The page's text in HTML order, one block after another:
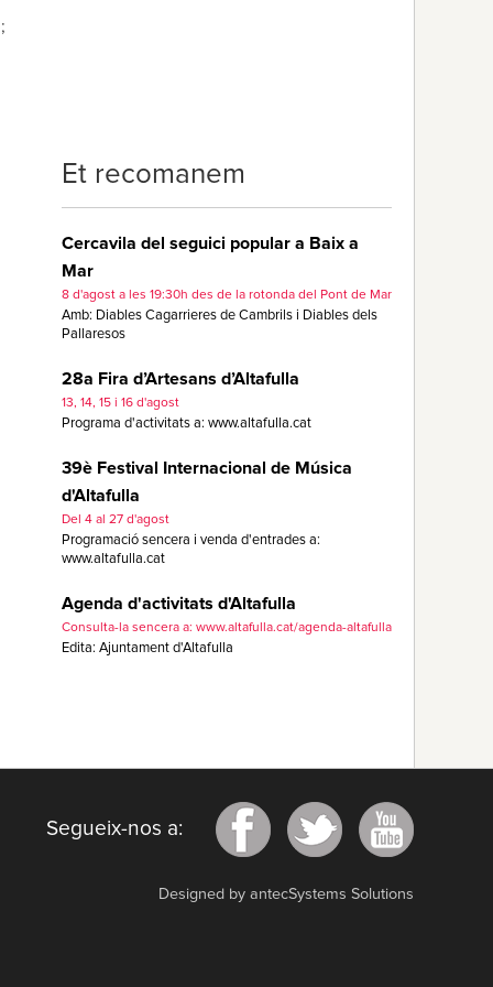
Et recomanem
Cercavila del seguici popular a Baix a
Mar
8 d'agost a les 19:30h des de la rotonda del Pont de Mar
Amb: Diables Cagarrieres de Cambrils i Diables dels
Pallaresos
28a Fira d’Artesans d’Altafulla
13, 14, 15 i 16 d'agost
Programa d'activitats a: www.altafulla.cat
39è Festival Internacional de Música
d'Altafulla
Del 4 al 27 d'agost
Programació sencera i venda d'entrades a:
www.altafulla.cat
Agenda d'activitats d'Altafulla
Consulta-la sencera a: www.altafulla.cat/agenda-altafulla
Edita: Ajuntament d'Altafulla
Segueix-nos a:
Designed by antecSystems Solutions